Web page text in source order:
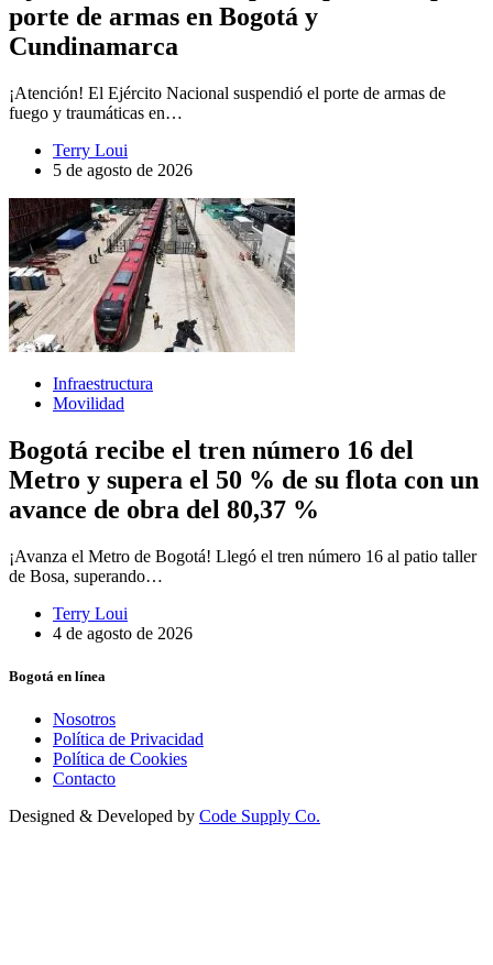
porte de armas en Bogotá y
Cundinamarca
¡Atención! El Ejército Nacional suspendió el porte de armas de
fuego y traumáticas en…
Terry Loui
5 de agosto de 2026
Infraestructura
Movilidad
Bogotá recibe el tren número 16 del
Metro y supera el 50 % de su flota con un
avance de obra del 80,37 %
¡Avanza el Metro de Bogotá! Llegó el tren número 16 al patio taller
de Bosa, superando…
Terry Loui
4 de agosto de 2026
Bogotá en línea
Nosotros
Política de Privacidad
Política de Cookies
Contacto
Designed & Developed by Code Supply Co.